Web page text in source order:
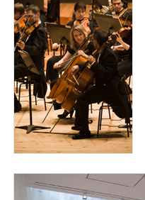
museo7_para_web.jpg